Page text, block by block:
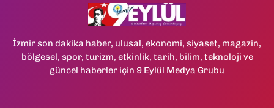
İzmir son dakika haber, ulusal, ekonomi, siyaset, magazin,
bölgesel, spor, turizm, etkinlik, tarih, bilim, teknoloji ve
güncel haberler için 9 Eylül Medya Grubu